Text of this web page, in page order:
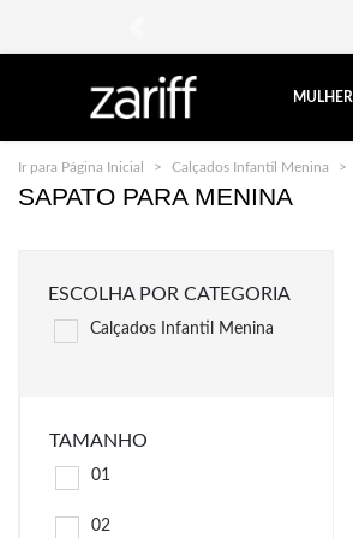
MULHER
Ir para Página Inicial Calçados Infantil Menina
SAPATO PARA MENINA
ESCOLHA POR CATEGORIA
Calçados Infantil Menina
TAMANHO
01
02